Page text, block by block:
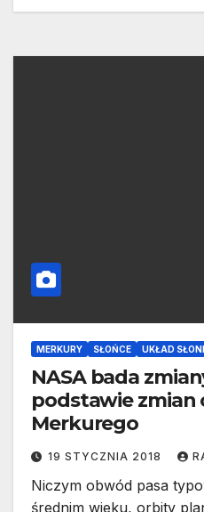
MERKURY SŁOŃCE UKŁAD
NASA bada
podstawie zmian
Merkurego
19 STYCZNIA 2018
Niczym obwód pasa
średnim wieku, orbity